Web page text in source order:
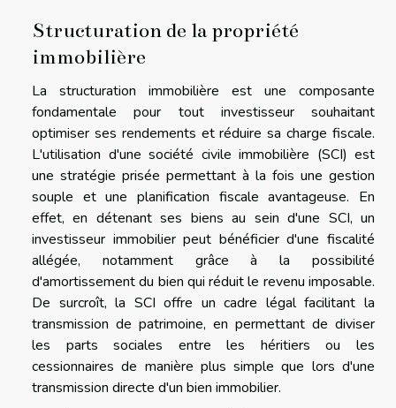
Structuration de la propriété
immobilière
La structuration immobilière est une composante
fondamentale pour tout investisseur souhaitant
optimiser ses rendements et réduire sa charge fiscale.
L'utilisation d'une société civile immobilière (SCI) est
une stratégie prisée permettant à la fois une gestion
souple et une planification fiscale avantageuse. En
effet, en détenant ses biens au sein d'une SCI, un
investisseur immobilier peut bénéficier d'une fiscalité
allégée, notamment grâce à la possibilité
d'amortissement du bien qui réduit le revenu imposable.
De surcroît, la SCI offre un cadre légal facilitant la
transmission de patrimoine, en permettant de diviser
les parts sociales entre les héritiers ou les
cessionnaires de manière plus simple que lors d'une
transmission directe d'un bien immobilier.